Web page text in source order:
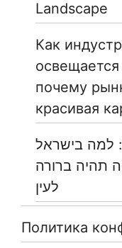
Landscape
Как
почему
красивая
למה בישראל
תהיה ברורה
לעין
Политика